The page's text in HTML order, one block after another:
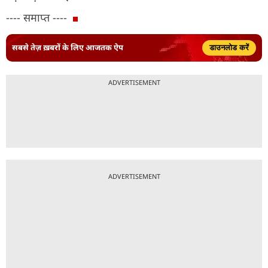
---- समाप्त ----
सबसे तेज़ ख़बरों के लिए आजतक ऐप डाउनलोड करें
ADVERTISEMENT
ADVERTISEMENT